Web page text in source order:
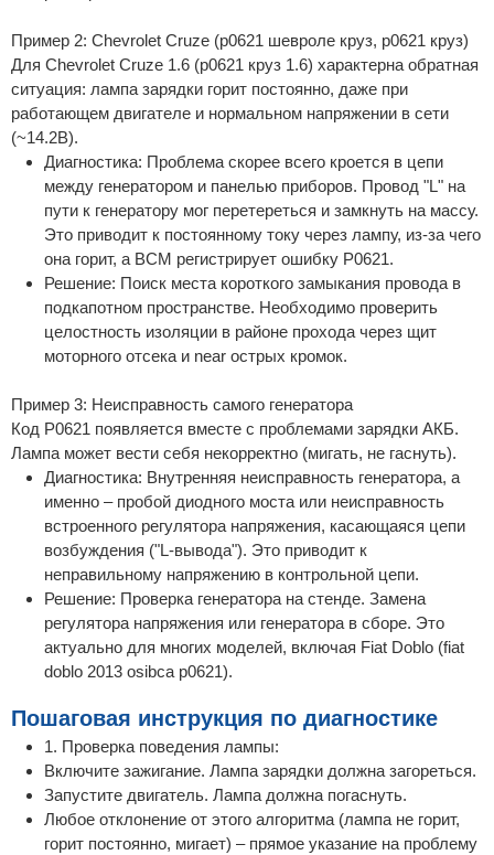
Пример 2: Chevrolet Cruze (p0621 шевроле круз, p0621 круз)
Для Chevrolet Cruze 1.6 (p0621 круз 1.6) характерна обратная
ситуация: лампа зарядки горит постоянно, даже при
работающем двигателе и нормальном напряжении в сети
(~14.2В).
Диагностика: Проблема скорее всего кроется в цепи
между генератором и панелью приборов. Провод "L" на
пути к генератору мог перетереться и замкнуть на массу.
Это приводит к постоянному току через лампу, из-за чего
она горит, а BCM регистрирует ошибку P0621.
Решение: Поиск места короткого замыкания провода в
подкапотном пространстве. Необходимо проверить
целостность изоляции в районе прохода через щит
моторного отсека и near острых кромок.
Пример 3: Неисправность самого генератора
Код P0621 появляется вместе с проблемами зарядки АКБ.
Лампа может вести себя некорректно (мигать, не гаснуть).
Диагностика: Внутренняя неисправность генератора, а
именно – пробой диодного моста или неисправность
встроенного регулятора напряжения, касающаяся цепи
возбуждения ("L-вывода"). Это приводит к
неправильному напряжению в контрольной цепи.
Решение: Проверка генератора на стенде. Замена
регулятора напряжения или генератора в сборе. Это
актуально для многих моделей, включая Fiat Doblo (fiat
doblo 2013 osibca p0621).
Пошаговая инструкция по диагностике
1. Проверка поведения лампы:
Включите зажигание. Лампа зарядки должна загореться.
Запустите двигатель. Лампа должна погаснуть.
Любое отклонение от этого алгоритма (лампа не горит,
горит постоянно, мигает) – прямое указание на проблему